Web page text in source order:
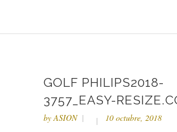
GOLF PHILIPS2018-
3757_EASY-
byASION 10 octubre, 2018